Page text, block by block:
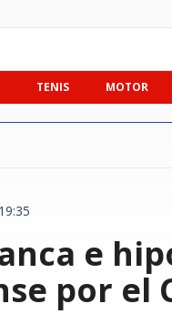
TENIS MOTOR
e
por el